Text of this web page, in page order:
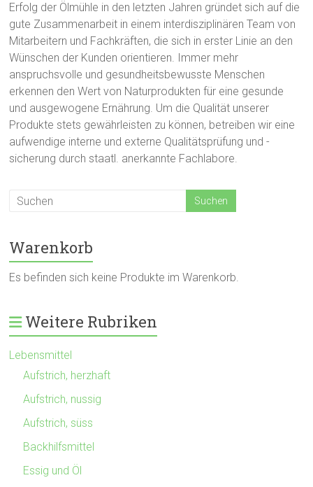
Erfolg der Ölmühle in den letzten Jahren gründet sich auf die
gute Zusammenarbeit in einem interdisziplinären Team von
Mitarbeitern und Fachkräften, die sich in erster Linie an den
Wünschen der Kunden orientieren. Immer mehr
anspruchsvolle und gesundheitsbewusste Menschen
erkennen den Wert von Naturprodukten für eine gesunde
und ausgewogene Ernährung. Um die Qualität unserer
Produkte stets gewährleisten zu können, betreiben wir eine
aufwendige interne und externe Qualitätsprüfung und -
sicherung durch staatl. anerkannte Fachlabore.
Warenkorb
Es befinden sich keine Produkte im Warenkorb.
Weitere Rubriken
Lebensmittel
Aufstrich, herzhaft
Aufstrich, nussig
Aufstrich, süss
Backhilfsmittel
Essig und Öl